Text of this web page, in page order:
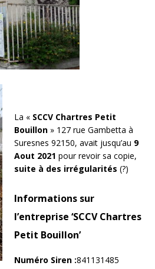
La « SCCV Chartres Petit
Bouillon » 127 rue Gambetta à
Suresnes 92150, avait jusqu’au 9
Aout 2021 pour revoir sa copie,
suite à des irrégularités (?)
Informations sur
l’entreprise ‘SCCV Chartres
Petit Bouillon’
Numéro Siren :841131485